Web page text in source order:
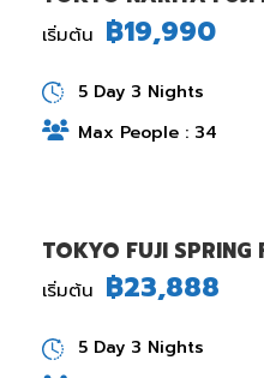
เริ่มต้น ฿19,990
5 Day 3 Nights
Max People : 34
TOKYO FUJI
เริ่มต้น ฿23,888
5 Day 3 Nights